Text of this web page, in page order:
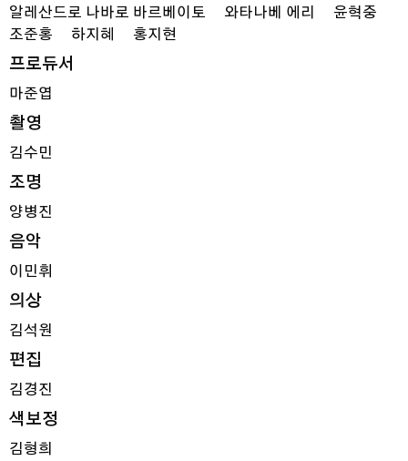
알레산드로 나바로 바르베이토
와타나베 에리
윤혁중
조준홍
하지혜 홍지현
프로듀서
마준엽
촬영
김수민
조명
양병진
음악
이민휘
의상
김석원
편집
김경진
색보정
김형희